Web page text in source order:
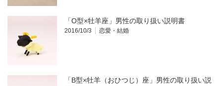
「O型×牡羊座」男性の取り扱い説明書
2016/10/3 恋愛・結婚
「B型×牡羊（おひつじ）座」男性の取り扱い説